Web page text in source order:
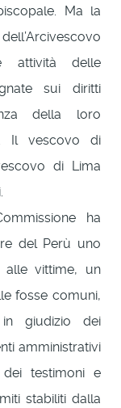
Ma la
attività delle
sui diritti
della loro
Il vescovo di
di Lima
ha
del Perù uno
alle vittime, un
fosse comuni,
giudizio dei
amministrativi
testimoni e
stabiliti dalla